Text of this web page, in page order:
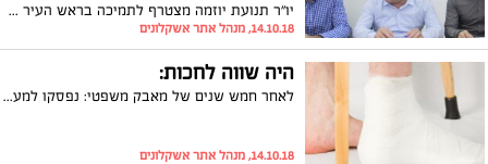
​​​​​​​יו"ר תנועת יוזמה מצטרף לתמיכה בראש העיר בפועל בבחירות שיערכו בעוד כשבועיים. "אני ותומר רואים עין בעין בנושאים שחשוב לי לפעול לטובתם מתוך המועצה. אדאג לקידום עתיד צעירי העיר, שמירה על הסטוטס קוו ואפעל לשיפור התחבורה בעיר ולהקמה של תחנה מרכזית חדשה"
14.10.18, מנהל אתר אשקלונים
היה שווה לחכות:
לאחר חמש שנים של מאבק משפטי: נפסקו למעלה ממיליון ומאה אלף שקלים פיצוי לאישה שנפגעה ממלגזה במפעל באזור אשקלון. את האישה ייצג עו"ד איל כהן
14.10.18, מנהל אתר אשקלונים